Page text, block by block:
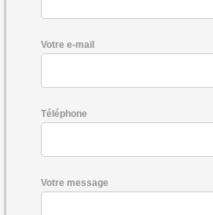
Votre e-mail
Téléphone
Votre message